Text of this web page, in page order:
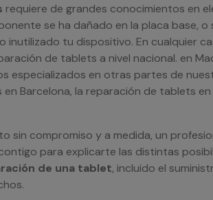
requiere de grandes conocimientos en
se ha dañado en la placa base, o
inutilizado tu dispositivo. En cualquier
de tablets a nivel nacional. en
especializados en otras partes de
Barcelona, la reparación de tablets
sin compromiso y a medida, un
para explicarte las distintas
de una tablet, incluido el